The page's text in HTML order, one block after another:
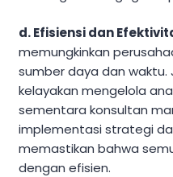
d. Efisiensi dan
memungkinkan
sumber daya dan
kelayakan mengelola
sementara konsultan
implementasi strategi
memastikan bahwa
dengan efisien.